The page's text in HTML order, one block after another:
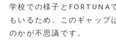
学校での様子とFORTUNA
もいるため、このギャップ
のかが不思議です。